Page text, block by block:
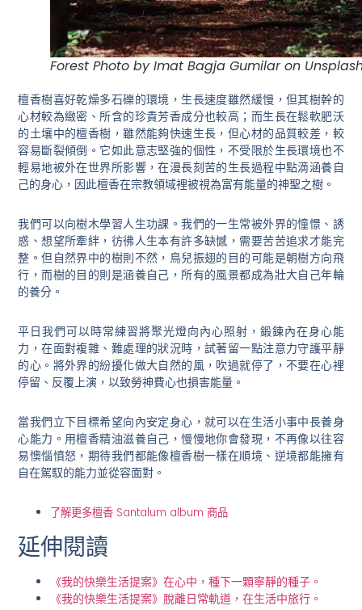
Forest Photo by Imat Bagja Gumilar on
檀香樹喜好乾燥多石礫的環境，生長速度雖然緩慢，但其樹幹的
心材較為緻密、所含的珍貴芳香成分也較高；而生長在鬆軟肥沃
的土壤中的檀香樹，雖然能夠快速生長，但心材的品質較差，較
容易斷裂傾倒。它如此意志堅強的個性，不受限於生長環境也不
輕易地被外在世界所影響，在漫長刻苦的生長過程中點滴涵養自
己的身心，因此檀香在宗教領域裡被視為富有能量的神聖之樹。
我們可以向樹木學習人生功課。我們的一生常被外界的憧憬、誘
惑、想望所牽絆，彷彿人生本有許多缺憾，需要苦苦追求才能完
整。但自然界中的樹則不然，鳥兒振翅的目的可能是朝樹方向飛
行，而樹的目的則是涵養自己，所有的風景都成為壯大自己年輪
的養分。
平日我們可以時常練習將聚光燈向內心照射，鍛鍊內在身心能
力，在面對複雜、難處理的狀況時，試著留一點注意力守護平靜
的心。將外界的紛擾化做大自然的風，吹過就停了，不要在心裡
停留、反覆上演，以致勞神費心也損害能量。
當我們立下目標希望向內安定身心，就可以在生活小事中長養身
心能力。用檀香精油滋養自己，慢慢地你會發現，不再像以往容
易懊惱憤怒，期待我們都能像檀香樹一樣在順境、逆境都能擁有
自在駕馭的能力並從容面對。
了解更多檀香 Santalum album 商品
延伸閱讀
《我的快樂生活提案》在心中，種下一顆寧靜的種子。
《我的快樂生活提案》脫離日常軌道，在生活中旅行。